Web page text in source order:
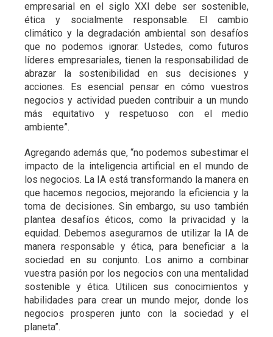
empresarial en el siglo XXI debe ser sostenible,
ética y socialmente responsable. El cambio
climático y la degradación ambiental son desafíos
que no podemos ignorar. Ustedes, como futuros
líderes empresariales, tienen la responsabilidad de
abrazar la sostenibilidad en sus decisiones y
acciones. Es esencial pensar en cómo vuestros
negocios y actividad pueden contribuir a un mundo
más equitativo y respetuoso con el medio
ambiente”.
Agregando además que, “no podemos subestimar el
impacto de la inteligencia artificial en el mundo de
los negocios. La IA está transformando la manera en
que hacemos negocios, mejorando la eficiencia y la
toma de decisiones. Sin embargo, su uso también
plantea desafíos éticos, como la privacidad y la
equidad. Debemos asegurarnos de utilizar la IA de
manera responsable y ética, para beneficiar a la
sociedad en su conjunto. Los animo a combinar
vuestra pasión por los negocios con una mentalidad
sostenible y ética. Utilicen sus conocimientos y
habilidades para crear un mundo mejor, donde los
negocios prosperen junto con la sociedad y el
planeta”.